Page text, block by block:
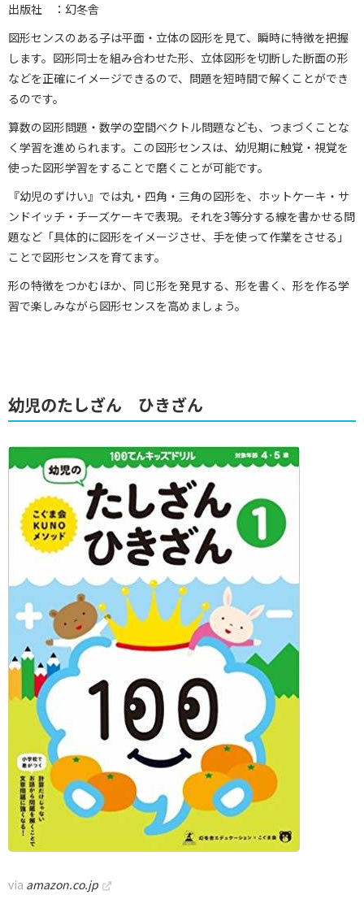
出版社 ：幻冬舎
図形センスのある子は平面・立体の図形を見て、瞬時に特徴を把握
します。図形同士を組み合わせた形、立体図形を切断した断面の形
などを正確にイメージできるので、問題を短時間で解くことができ
るのです。
算数の図形問題・数学の空間ベクトル問題なども、つまづくことな
く学習を進められます。この図形センスは、幼児期に触覚・視覚を
使った図形学習をすることで磨くことが可能です。
『幼児のずけい』では丸・四角・三角の図形を、ホットケーキ・サ
ンドイッチ・チーズケーキで表現。それを3等分する線を書かせる問
題など「具体的に図形をイメージさせ、手を使って作業をさせる」
ことで図形センスを育てます。
形の特徴をつかむほか、同じ形を発見する、形を書く、形を作る学
習で楽しみながら図形センスを高めましょう。
幼児のたしざん ひきざん
via amazon.co.jp